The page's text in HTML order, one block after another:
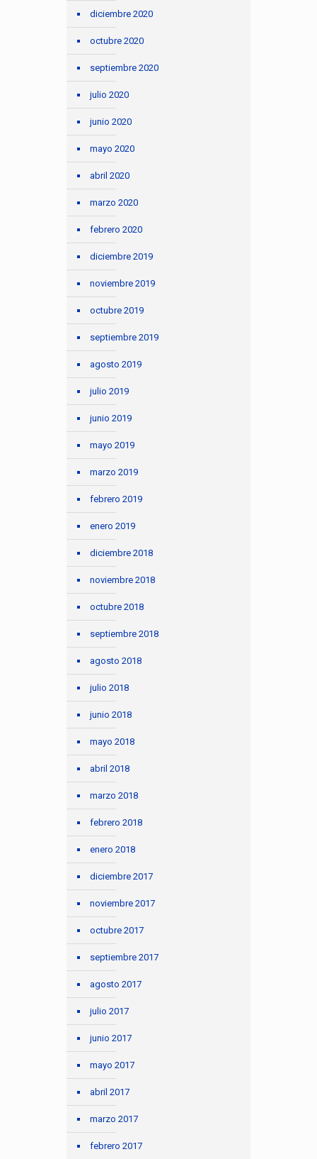
diciembre 2020
octubre 2020
septiembre 2020
julio 2020
junio 2020
mayo 2020
abril 2020
marzo 2020
febrero 2020
diciembre 2019
noviembre 2019
octubre 2019
septiembre 2019
agosto 2019
julio 2019
junio 2019
mayo 2019
marzo 2019
febrero 2019
enero 2019
diciembre 2018
noviembre 2018
octubre 2018
septiembre 2018
agosto 2018
julio 2018
junio 2018
mayo 2018
abril 2018
marzo 2018
febrero 2018
enero 2018
diciembre 2017
noviembre 2017
octubre 2017
septiembre 2017
agosto 2017
julio 2017
junio 2017
mayo 2017
abril 2017
marzo 2017
febrero 2017